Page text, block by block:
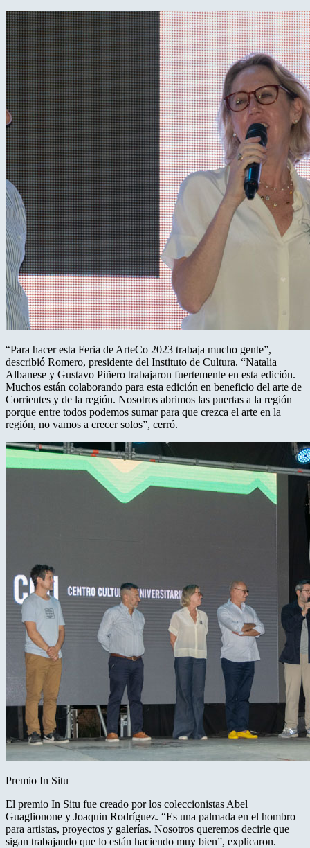
“Para hacer esta Feria de ArteCo 2023 trabaja mucho gente”,
describió Romero, presidente del Instituto de Cultura. “Natalia
Albanese y Gustavo Piñero trabajaron fuertemente en esta edición.
Muchos están colaborando para esta edición en beneficio del arte de
Corrientes y de la región. Nosotros abrimos las puertas a la región
porque entre todos podemos sumar para que crezca el arte en la
región, no vamos a crecer solos”, cerró.
Premio In Situ
El premio In Situ fue creado por los coleccionistas Abel
Guaglionone y Joaquin Rodríguez. “Es una palmada en el hombro
para artistas, proyectos y galerías. Nosotros queremos decirle que
sigan trabajando que lo están haciendo muy bien”, explicaron.